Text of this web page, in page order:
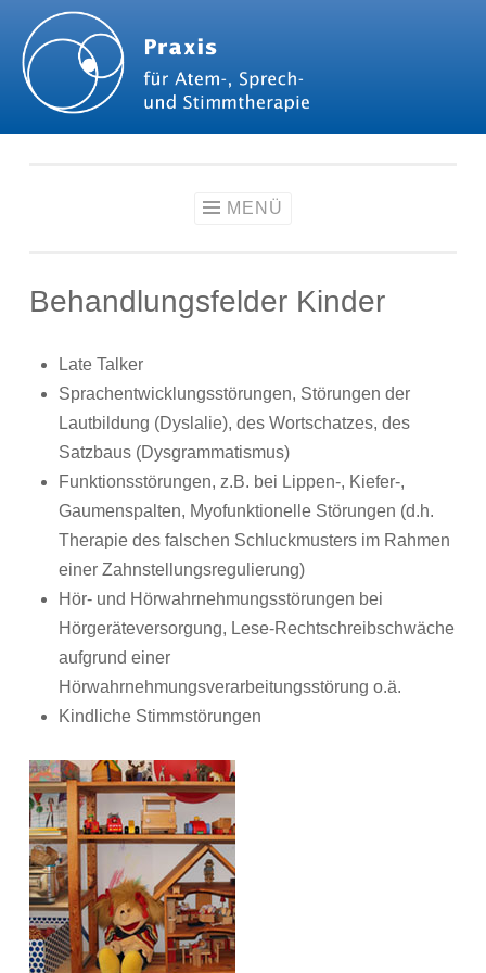
MENÜ
Behandlungsfelder Kinder
Late Talker
Sprachentwicklungsstörungen, Störungen der
Lautbildung (Dyslalie), des Wortschatzes, des
Satzbaus (Dysgrammatismus)
Funktionsstörungen, z.B. bei Lippen-, Kiefer-,
Gaumenspalten, Myofunktionelle Störungen (d.h.
Therapie des falschen Schluckmusters im Rahmen
einer Zahnstellungsregulierung)
Hör- und Hörwahrnehmungsstörungen bei
Hörgeräteversorgung, Lese-Rechtschreibschwäche
aufgrund einer
Hörwahrnehmungsverarbeitungsstörung o.ä.
Kindliche Stimmstörungen